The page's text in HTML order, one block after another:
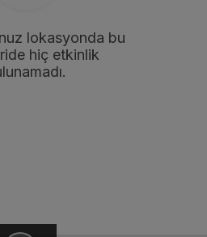
lokasyonda bu
hiç etkinlik